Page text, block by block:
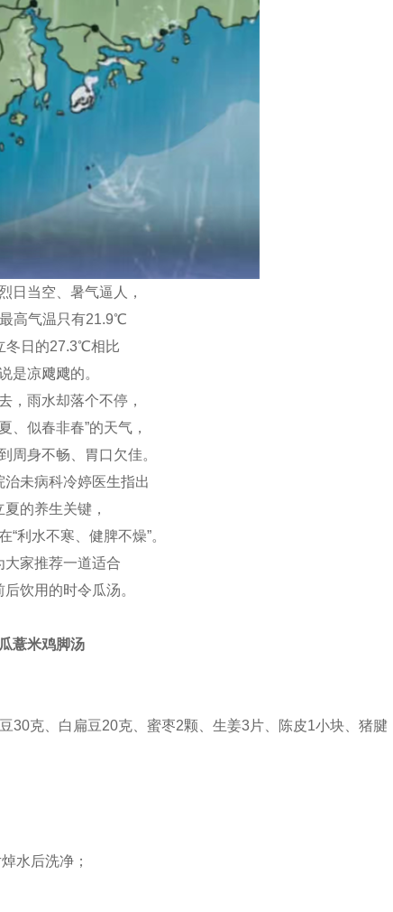
日当空、暑气逼人，
高气温只有21.9℃
冬日的27.3℃相比
是凉飕飕的。
，雨水却落个不停，
、似春非春”的天气，
周身不畅、胃口欠佳。
治未病科冷婷医生指出
夏的养生关键，
“利水不寒、健脾不燥”。
大家推荐一道适合
饮用的时令瓜汤。
薏米鸡脚汤
30克、白扁豆20克、蜜枣2颗、生姜3片、陈皮1小块、猪腱
水后洗净；